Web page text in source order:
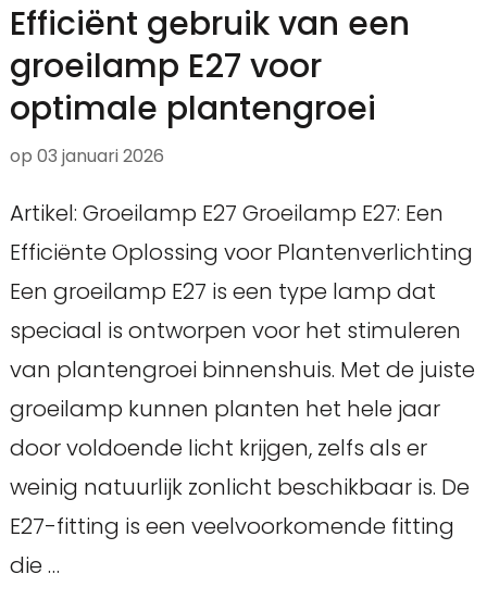
Efficiënt gebruik van een
groeilamp E27 voor
optimale plantengroei
op 03 januari 2026
Artikel: Groeilamp E27 Groeilamp E27: Een
Efficiënte Oplossing voor Plantenverlichting
Een groeilamp E27 is een type lamp dat
speciaal is ontworpen voor het stimuleren
van plantengroei binnenshuis. Met de juiste
groeilamp kunnen planten het hele jaar
door voldoende licht krijgen, zelfs als er
weinig natuurlijk zonlicht beschikbaar is. De
E27-fitting is een veelvoorkomende fitting
die …